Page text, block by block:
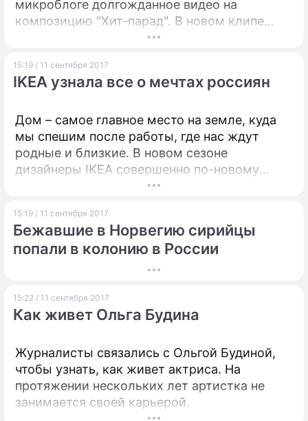
микроблоге долгожданное видео на
композицию "Хит-парад". В новом клипе
звезда предстает полностью обнаженной.
15:19 / 11 сентября 2017
IKEA узнала все о мечтах россиян
Дом – самое главное место на земле, куда
мы спешим после работы, где нас ждут
родные и близкие. В новом сезоне
дизайнеры IKEA совершенно по-новому
смотрят на дом и жизнь в нем.
15:19 / 11 сентября 2017
Бежавшие в Норвегию сирийцы
попали в колонию в России
15:22 / 11 сентября 2017
Как живет Ольга Будина
Журналисты связались с Ольгой Будиной,
чтобы узнать, как живет актриса. На
протяжении нескольких лет артистка не
занимается своей карьерой.